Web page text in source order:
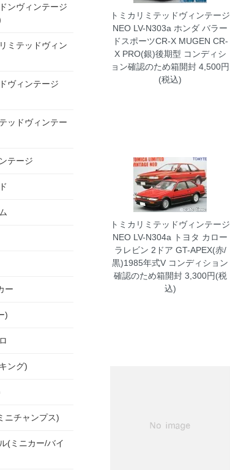
トミカリミテッドヴィンテージ
NEO LV-N303a ホンダ バラー
ドスポーツCR-X MUGEN CR-
X PRO(銀)後期型 コンディシ
ョン確認のため箱開封 4,500円
(税込)
トミカリミテッドヴィンテージ
NEO LV-N304a トヨタ カロー
ラレビン 2ドア GT-APEX(赤/
黒)1985年式V コンディション
確認のため箱開封3,300円(税
込)
ンヴィンテージ
ミテッドヴィン
ヴィンテージ
ッドヴィンテー
テージ
ー
)
ング)
ニチャンプス)
(ミニカー/バイ